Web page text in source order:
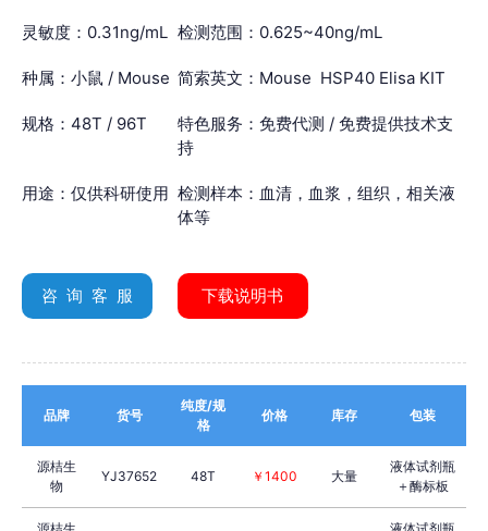
灵敏度：0.31ng/mL 检测范围：0.625~40ng/mL
种属：小鼠 / Mouse 简索英文：Mouse HSP40 Elisa KIT
规格：48T / 96T
特色服务：免费代测 / 免费提供技术支
持
用途：仅供科研使用 检测样本：血清，血浆，组织，相关液
体等
咨 询 客 服 下载说明书
品牌 货号
纯度/规
格
价格 库存 包装
源桔生
物
YJ37652 48T ￥1400 大量
液体试剂瓶
＋酶标板